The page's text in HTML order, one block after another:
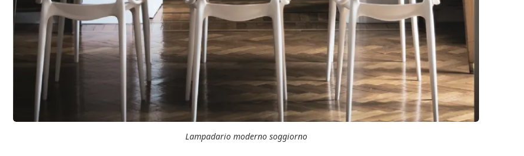
Lampadario moderno soggiorno